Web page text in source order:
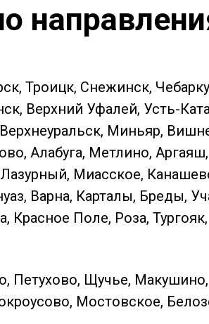
Троицк, Снежинск,
Верхний Уфалей, Усть-
Миньяр,
Алабуга, Метлино,
Миасское,
Варна, Карталы, Бреды,
Поле, Роза,
Петухово, Щучье,
Мостовское,